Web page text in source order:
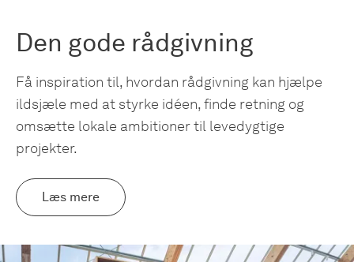
Den gode rådgivning
Få inspiration til, hvordan rådgivning kan hjælpe
ildsjæle med at styrke idéen, finde retning og
omsætte lokale ambitioner til levedygtige
projekter.
Læs mere